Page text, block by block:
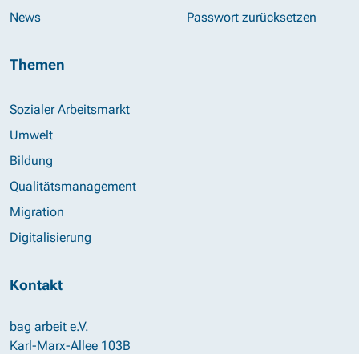
News
Passwort zurücksetzen
Themen
Sozialer Arbeitsmarkt
Umwelt
Bildung
Qualitätsmanagement
Migration
Digitalisierung
Kontakt
bag arbeit e.V.
Karl-Marx-Allee 103B